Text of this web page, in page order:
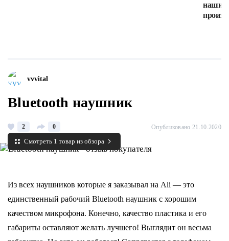
наши
vvvital
Bluetooth наушник
2 0 Опубликовано 21.10.2020
Смотреть 1 товар из обзора
Из всех наушников которые я заказывал на Ali — это
единственный рабочий Bluetooth наушник с хорошим
качеством микрофона. Конечно, качество пластика и его
габариты оставляют желать лучшего! Выглядит он весьма